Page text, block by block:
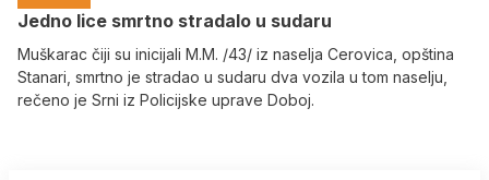
Јedno lice smrtno stradalo u sudaru
Muškarac čiji su inicijali M.M. /43/ iz naselja Cerovica, opština
Stanari, smrtno je stradao u sudaru dva vozila u tom naselju,
rečeno je Srni iz Policijske uprave Doboj.